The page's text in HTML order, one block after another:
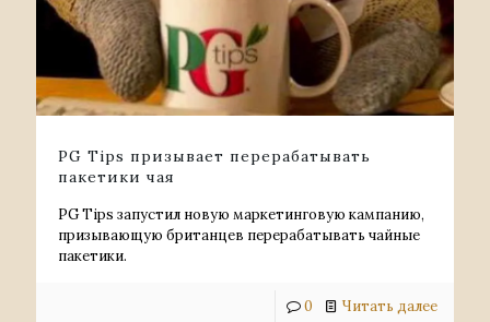
PG Tips призывает перерабатывать
пакетики чая
PG Tips запустил новую маркетинговую кампанию,
призывающую британцев перерабатывать чайные
пакетики.
0 Читать далее